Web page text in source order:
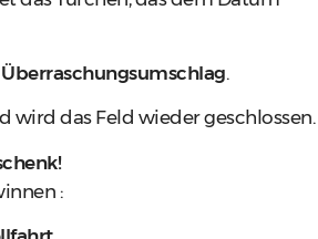
Überraschungsumschlag.
wird das Feld wieder geschlossen.
: